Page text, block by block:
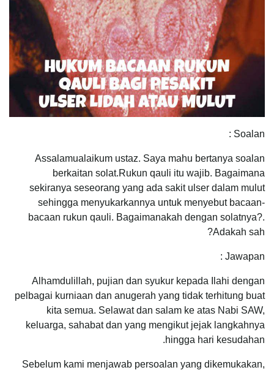
Soalan :
Assalamualaikum ustaz. Saya mahu bertanya soalan
berkaitan solat.Rukun qauli itu wajib. Bagaimana
sekiranya seseorang yang ada sakit ulser dalam mulut
sehingga menyukarkannya untuk menyebut bacaan-
bacaan rukun qauli. Bagaimanakah dengan solatnya?.
Adakah sah?
Jawapan :
Alhamdulillah, pujian dan syukur kepada Ilahi dengan
pelbagai kurniaan dan anugerah yang tidak terhitung buat
kita semua. Selawat dan salam ke atas Nabi SAW,
keluarga, sahabat dan yang mengikut jejak langkahnya
hingga hari kesudahan.
Sebelum kami menjawab persoalan yang dikemukakan,